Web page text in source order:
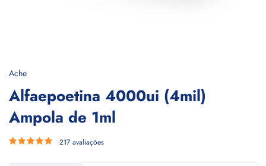
Ache
Alfaepoetina 4000ui (4mil)
Ampola de 1ml
217 avaliações